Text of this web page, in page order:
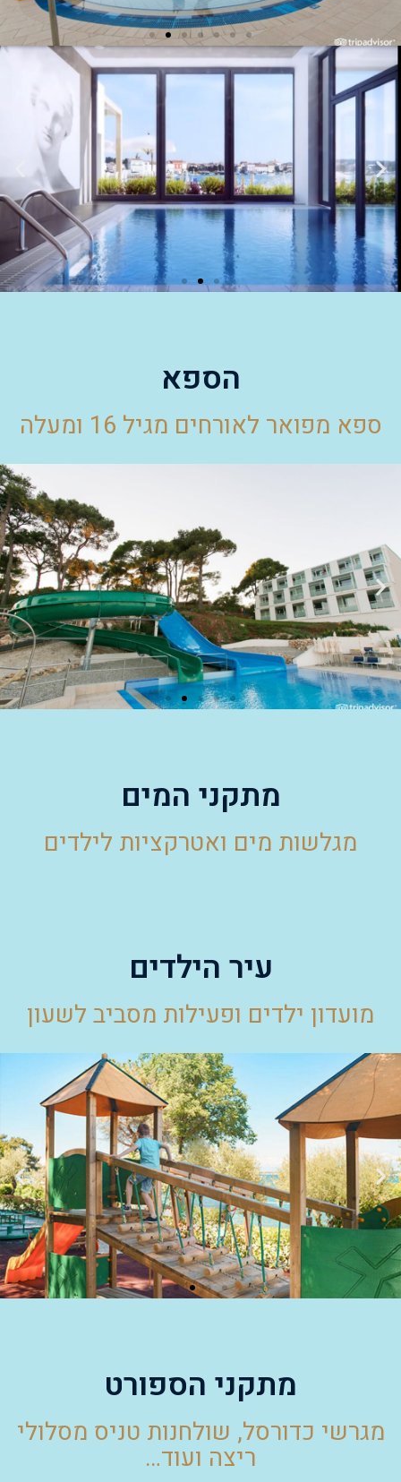
הספא
ספא מפואר לאורחים מגיל 16 ומעלה
מתקני המים
מגלשות מים ואטרקציות לילדים
עיר הילדים
מועדון ילדים ופעילות מסביב לשעון
מתקני הספורט
מגרשי כדורסל, שולחנות טניס מסלולי
ריצה ועוד…